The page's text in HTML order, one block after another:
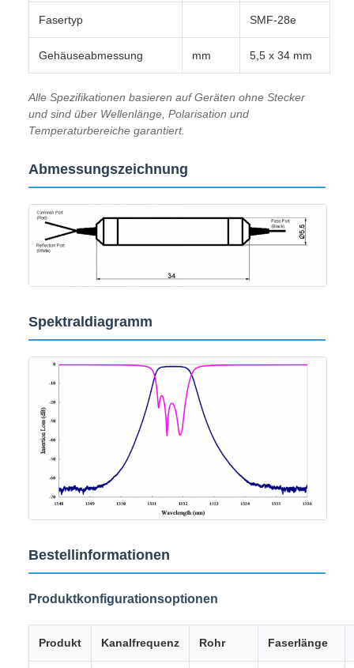
Fasertyp SMF-28e
Gehäuseabmessung mm 5,5 x 34 mm
Alle Spezifikationen basieren auf Geräten ohne Stecker
und sind über Wellenlänge, Polarisation und
Temperaturbereiche garantiert.
Abmessungszeichnung
Spektraldiagramm
Bestellinformationen
Produktkonfigurationsoptionen
Produkt Kanalfrequenz Rohr Faserlänge